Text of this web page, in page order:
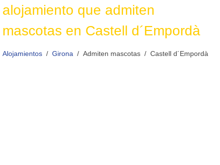
alojamiento que admiten
mascotas en Castell d´Empordà
Alojamientos Girona Admiten mascotas Castell d´Empordà